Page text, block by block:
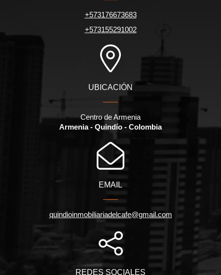
+573176673683
+573155291002
UBICACIÓN
Centro de Armenia
Armenia - Quindío - Colombia
EMAIL
quindioinmobiliariadelcafe@gmail.com
REDES SOCIALES